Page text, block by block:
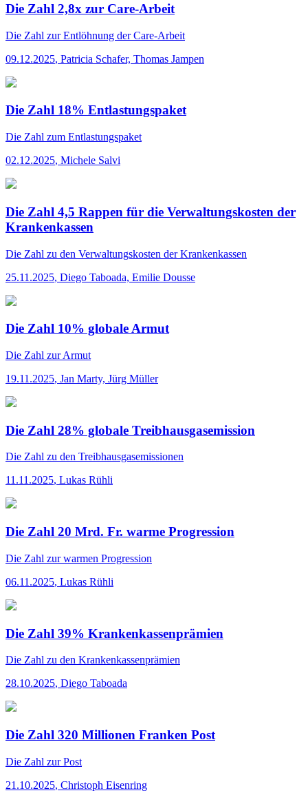
Die Zahl 2,8x zur Care-Arbeit
Die Zahl zur Entlöhnung der Care-Arbeit
09.12.2025, Patricia Schafer, Thomas Jampen
Die Zahl 18% Entlastungspaket
Die Zahl zum Entlastungspaket
02.12.2025, Michele Salvi
Die Zahl 4,5 Rappen für die Verwaltungskosten der
Krankenkassen
Die Zahl zu den Verwaltungskosten der Krankenkassen
25.11.2025, Diego Taboada, Emilie Dousse
Die Zahl 10% globale Armut
Die Zahl zur Armut
19.11.2025, Jan Marty, Jürg Müller
Die Zahl 28% globale Treibhausgasemission
Die Zahl zu den Treibhausgasemissionen
11.11.2025, Lukas Rühli
Die Zahl 20 Mrd. Fr. warme Progression
Die Zahl zur warmen Progression
06.11.2025, Lukas Rühli
Die Zahl 39% Krankenkassenprämien
Die Zahl zu den Krankenkassenprämien
28.10.2025, Diego Taboada
Die Zahl 320 Millionen Franken Post
Die Zahl zur Post
21.10.2025, Christoph Eisenring